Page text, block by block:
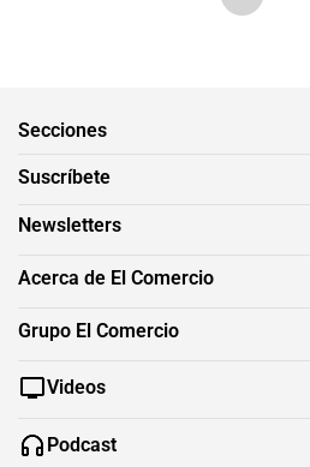
Secciones
Suscríbete
Newsletters
Acerca de El Comercio
Grupo El Comercio
Videos
Podcast